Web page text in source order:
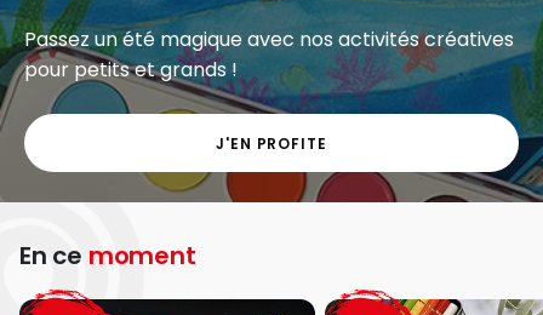
Passez un été magique avec nos activités créatives
pour petits et grands !
J'EN PROFITE
En ce moment